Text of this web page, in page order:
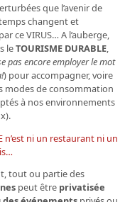
que l’avenir de
changent et
ce VIRUS… A l’auberge,
leTOURISME DURABLE,
pas encore employer le mot
) pour accompagner, voire
modes de consommation
à nos environnements
n’est ni un restaurant ni un
tout ou partie des
peut être privatisée